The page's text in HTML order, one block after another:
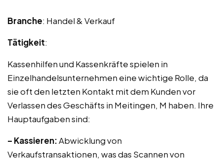
Branche: Handel & Verkauf
Tätigkeit:
Kassenhilfen und Kassenkräfte spielen in
Einzelhandelsunternehmen eine wichtige Rolle, da
sie oft den letzten Kontakt mit dem Kunden vor
Verlassen des Geschäfts in Meitingen, M haben. Ihre
Hauptaufgaben sind:
– Kassieren:Abwicklung von
Verkaufstransaktionen, was das Scannen von